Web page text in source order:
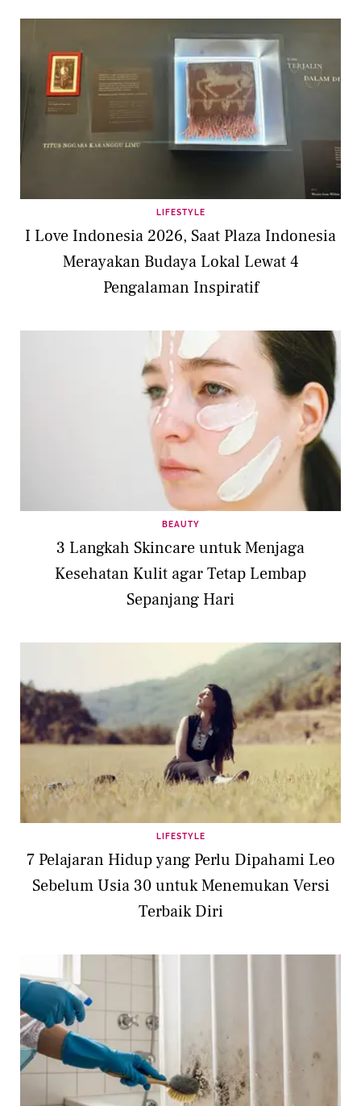
LIFESTYLE
I Love Indonesia 2026, Saat Plaza Indonesia
Merayakan Budaya Lokal Lewat 4
Pengalaman Inspiratif
BEAUTY
3 Langkah Skincare untuk Menjaga
Kesehatan Kulit agar Tetap Lembap
Sepanjang Hari
LIFESTYLE
7 Pelajaran Hidup yang Perlu Dipahami Leo
Sebelum Usia 30 untuk Menemukan Versi
Terbaik Diri